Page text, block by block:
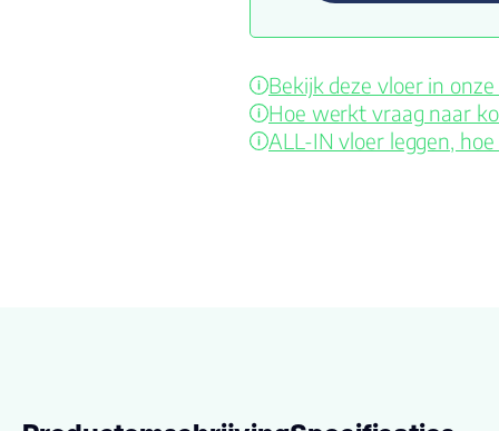
Bekijk deze vloer in
Hoe werkt vraag naar
ALL-IN vloer leggen,